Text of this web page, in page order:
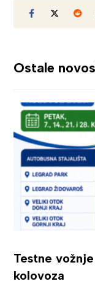
Ostale
Testne
kolovoza